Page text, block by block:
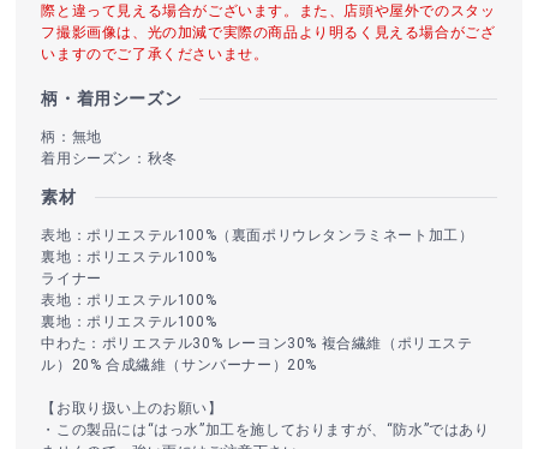
際と違って見える場合がございます。また、店頭や屋外でのスタッ
フ撮影画像は、光の加減で実際の商品より明るく見える場合がござ
いますのでご了承くださいませ。
柄・着用シーズン
柄：無地
着用シーズン：秋冬
素材
表地：ポリエステル100%（裏面ポリウレタンラミネート加工）
裏地：ポリエステル100%
ライナー
表地：ポリエステル100%
裏地：ポリエステル100%
中わた：ポリエステル30% レーヨン30% 複合繊維（ポリエステ
ル）20% 合成繊維（サンバーナー）20%
【お取り扱い上のお願い】
・この製品には“はっ水”加工を施しておりますが、“防水”ではあり